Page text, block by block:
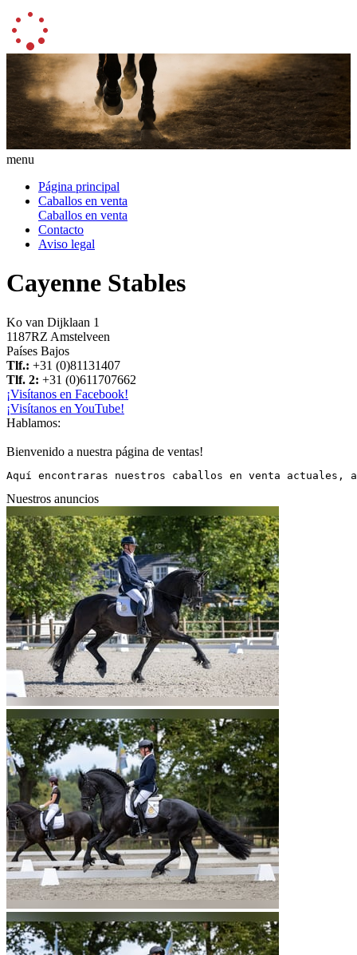
menu
Página principal
Caballos en venta
Caballos en venta
Contacto
Aviso legal
Cayenne Stables
Ko van Dijklaan 1
1187RZ Amstelveen
Países Bajos
Tlf.: +31 (0)81131407
Tlf. 2: +31 (0)611707662
¡Visítanos en Facebook!
¡Visítanos en YouTube!
Hablamos:
Bienvenido a nuestra página de ventas!
Aquí encontraras nuestros caballos en venta actuales,
Nuestros anuncios